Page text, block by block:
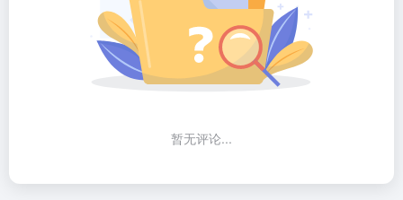
暂无评论...